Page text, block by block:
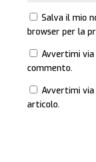
Salva il mio
browser per la
Avvertimi via
commento.
Avvertimi via
articolo.